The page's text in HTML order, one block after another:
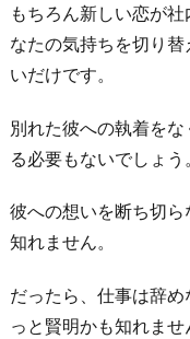
もちろん新しい恋が
なたの気持ちを切り
いだけです。
別れた彼への執着を
る必要もないでしょう。
彼への想いを断ち切
知れません。
だったら、仕事は辞
っと賢明かも知れませ